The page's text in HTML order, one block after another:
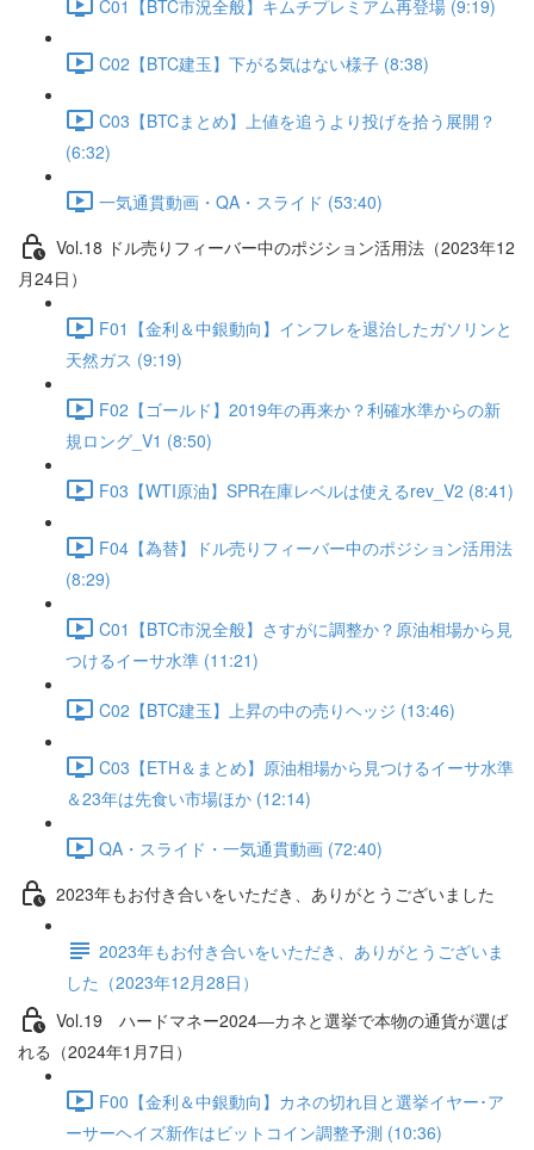
C01【BTC市況全般】キムチプレミアム再登場 (9:19)
C02【BTC建玉】下がる気はない様子 (8:38)
C03【BTCまとめ】上値を追うより投げを拾う展開？
(6:32)
一気通貫動画・QA・スライド (53:40)
Vol.18 ドル売りフィーバー中のポジション活用法（2023年12
月24日）
F01【金利＆中銀動向】インフレを退治したガソリンと
天然ガス (9:19)
F02【ゴールド】2019年の再来か？利確水準からの新
規ロング_V1 (8:50)
F03【WTI原油】SPR在庫レベルは使えるrev_V2 (8:41)
F04【為替】ドル売りフィーバー中のポジション活用法
(8:29)
C01【BTC市況全般】さすがに調整か？原油相場から見
つけるイーサ水準 (11:21)
C02【BTC建玉】上昇の中の売りヘッジ (13:46)
C03【ETH＆まとめ】原油相場から見つけるイーサ水準
＆23年は先食い市場ほか (12:14)
QA・スライド・一気通貫動画 (72:40)
2023年もお付き合いをいただき、ありがとうございました
2023年もお付き合いをいただき、ありがとうございま
した（2023年12月28日）
Vol.19 ハードマネー2024―カネと選挙で本物の通貨が選ば
れる（2024年1月7日）
F00【金利＆中銀動向】カネの切れ目と選挙イヤー･ア
ーサーヘイズ新作はビットコイン調整予測 (10:36)